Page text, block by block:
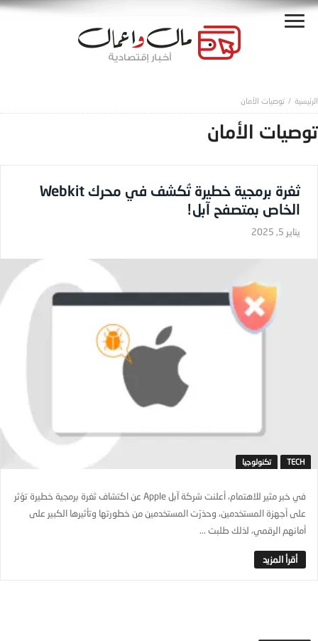
توصيات الأمان
توصيات الأمان
ثغرة برمجية خطيرة تُكشف في محرك Webkit
الخاص بمتصفح آبل!
يناير 5, 2025
TECH تكنولوجيا
في خبر مثير للاهتمام، أعلنت شركة آبل Apple عن اكتشاف ثغرة برمجية خطيرة تؤثر
على أجهزة المستخدمين، وحذرّت المستخدمين من خطورتها وتأثيرها الكبير على
أمانهم الرقمي، لذلك طلبت ...